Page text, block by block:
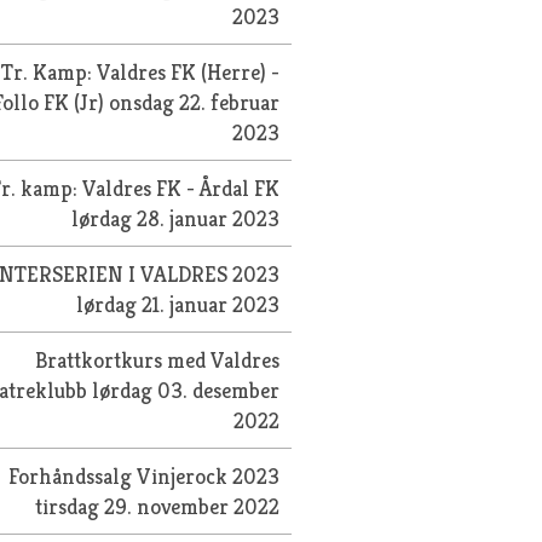
2023
Tr. Kamp: Valdres FK (Herre) -
FK (Jr) onsdag 22. februar
2023
kamp: Valdres FK - Årdal FK
lørdag 28. januar 2023
I VALDRES 2023
lørdag 21. januar 2023
Brattkortkurs med Valdres
lørdag 03. desember
2022
Forhåndssalg Vinjerock 2023
tirsdag 29. november 2022